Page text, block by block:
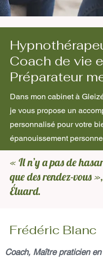
Coach de vie
Préparateur
Dans mon cabinet à
je vous propose un
personnalisé pour votre
épanouissement
« Il n’y a pas de
que des rendez-vous
Éluard.
Frédéric Blanc
Coach, Maître praticien en